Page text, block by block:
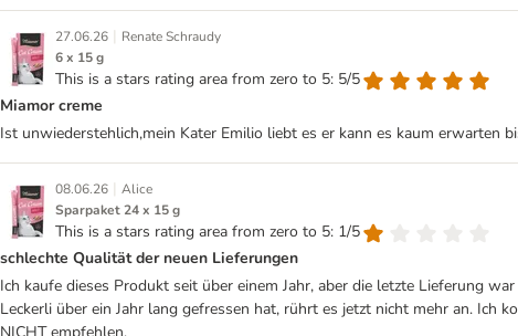
27.06.26 | Renate Schraudy
6 x 15 g
This is a stars rating area from zero to 5: 5/5
Miamor creme
Ist unwiederstehlich,mein Kater Emilio liebt es er kann es kaum erwarten
08.06.26 | Alice
Sparpaket 24 x 15 g
This is a stars rating area from zero to 5: 1/5
schlechte Qualität der neuen Lieferungen
Ich kaufe dieses Produkt seit über einem Jahr, aber die letzte Lieferung
Leckerli über ein Jahr lang gefressen hat, rührt es jetzt nicht mehr an. Ich